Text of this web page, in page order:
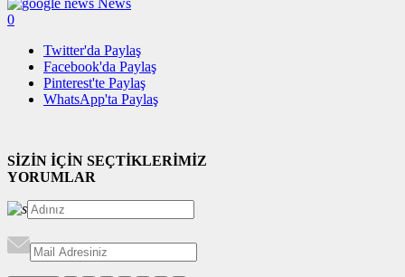
0
Twitter'da Paylaş
Facebook'da Paylaş
Pinterest'te Paylaş
WhatsApp'ta Paylaş
SİZİN İÇİN SEÇTİKLERİMİZ
YORUMLAR